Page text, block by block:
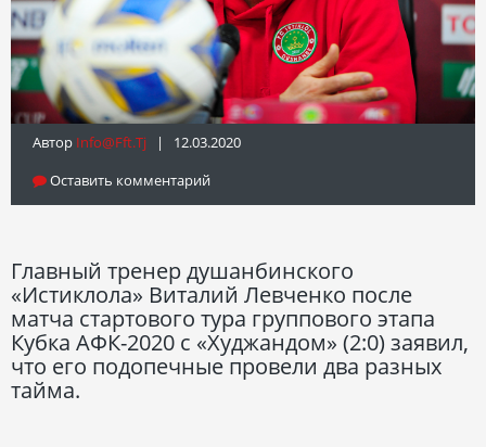
Автор Info@fft.tj | 12.03.2020
Оставить комментарий
Главный тренер душанбинского
«Истиклола» Виталий Левченко после
матча стартового тура группового этапа
Кубка АФК-2020 с «Худжандом» (2:0) заявил,
что его подопечные провели два разных
тайма.